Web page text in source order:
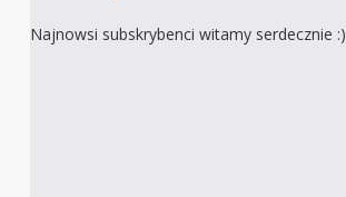
Najnowsi subskrybenci witamy serdecznie :)